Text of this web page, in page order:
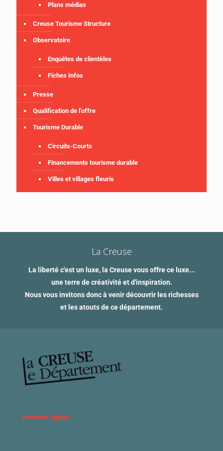
Plans médias
Creuse Tourisme Structure
Observatoire
Enquêtes de clientèles
Fiches Infos
Presse
Qualification de l’offre
Tourisme Durable
Circuits-Courts
Financements tourisme durable
Villes et villages fleuris
La Creuse
La liberté c'est un luxe, la Creuse vous offre ce luxe...
une terre de créativité et d'inspiration.
Nous vous invitons donc à venir découvrir les richesses
et les atouts de ce département.
Mentions légales